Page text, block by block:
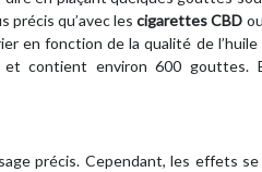
précis qu’avec lescigarettes CBD ou
en fonction de la qualité de
contient environ 600 gouttes.
précis. Cependant, les effets